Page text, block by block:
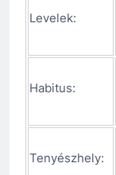
Levelek:
Habitus:
Tenyészhely: